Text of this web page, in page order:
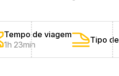
Tempo de viagem
1h 23min
Tipo